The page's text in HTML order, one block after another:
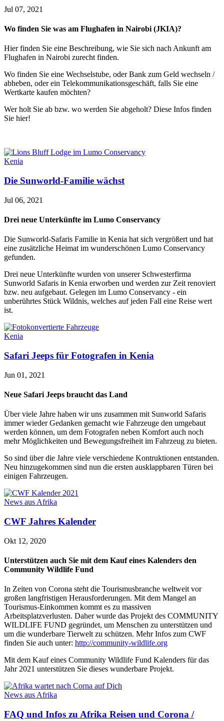
Jul 07, 2021
Wo finden Sie was am Flughafen in Nairobi (JKIA)?
Hier finden Sie eine Beschreibung, wie Sie sich nach Ankunft am
Flughafen in Nairobi zurecht finden.
Wo finden Sie eine Wechselstube, oder Bank zum Geld wechseln /
abheben, oder ein Telekommunikationsgeschäft, falls Sie eine
Wertkarte kaufen möchten?
Wer holt Sie ab bzw. wo werden Sie abgeholt? Diese Infos finden
Sie hier!
Kenia
Die Sunworld-Familie wächst
Jul 06, 2021
Drei neue Unterkünfte im Lumo Conservancy
Die Sunworld-Safaris Familie in Kenia hat sich vergrößert und hat
eine zusätzliche Heimat im wunderschönen Lumo Conservancy
gefunden.
Drei neue Unterkünfte wurden von unserer Schwesterfirma
Sunworld Safaris in Kenia erworben und werden zur Zeit renoviert
bzw. neu aufgebaut. Gelegen im Lumo Conservancy - ein
unberührtes Stück Wildnis, welches auf jeden Fall eine Reise wert
ist.
Kenia
Safari Jeeps für Fotografen in Kenia
Jun 01, 2021
Neue Safari Jeeps braucht das Land
Über viele Jahre haben wir uns zusammen mit Sunworld Safaris
immer wieder Gedanken gemacht wie Fahrzeuge den umgebaut
werden können, um dem Fotografen neben Komfort auch noch
mehr Möglichkeiten und Bewegungsfreiheit im Fahrzeug zu bieten.
So sind über die Jahre viele verschiedene Kontruktionen entstanden.
Neu hinzugekommen sind nun die ersten ausklappbaren Türen bei
einigen Fahrzeugen.
News aus Afrika
CWF Jahres Kalender
Okt 12, 2020
Unterstützen auch Sie mit dem Kauf eines Kalenders den
Community Wildlife Fund
In Zeiten von Corona steht die Tourismusbranche weltweit vor
großen langfristigen Herausforderungen. Mit dem Mangel an
Tourismus-Einkommen kommt es zu massiven
Arbeitsplatzverlusten. Daher wurde das Projekt des COMMUNITY
WILDLIFE FUND gegründet, um Menschen zu unterstützen und
um die wunderbare Tierwelt zu schützen. Mehr Infos zum CWF
finden Sie auch unter: http://community-wildlife.org
Mit dem Kauf eines Community Wildlife Fund Kalenders für das
Jahr 2021 unterstützen Sie dieses wunderbare Projekt.
News aus Afrika
FAQ und Infos zu Afrika Reisen und Corona /